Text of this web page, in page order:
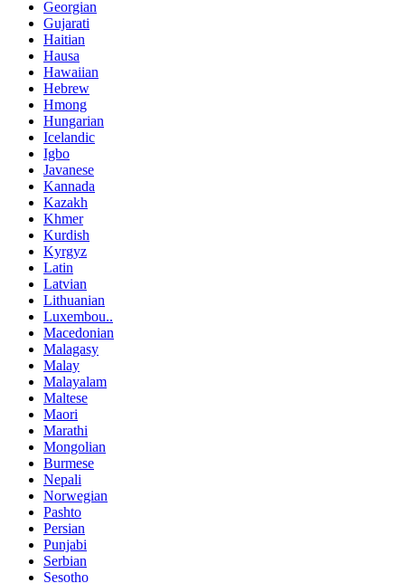
Georgian
Gujarati
Haitian
Hausa
Hawaiian
Hebrew
Hmong
Hungarian
Icelandic
Igbo
Javanese
Kannada
Kazakh
Khmer
Kurdish
Kyrgyz
Latin
Latvian
Lithuanian
Luxembou..
Macedonian
Malagasy
Malay
Malayalam
Maltese
Maori
Marathi
Mongolian
Burmese
Nepali
Norwegian
Pashto
Persian
Punjabi
Serbian
Sesotho